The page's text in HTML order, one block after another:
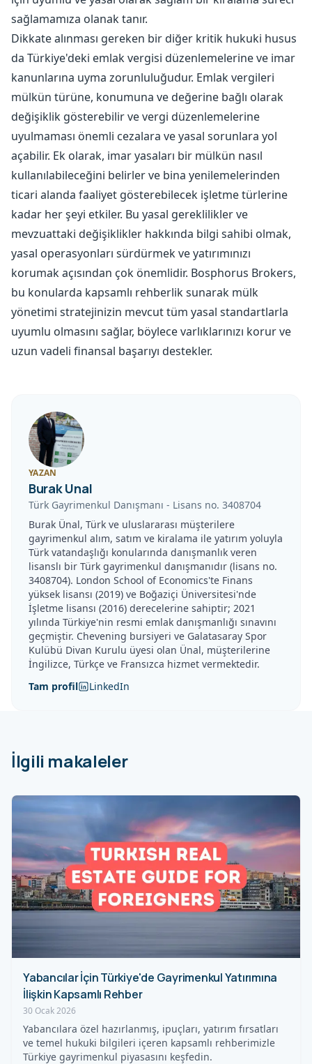
sağlamamıza olanak tanır.
Dikkate alınması gereken bir diğer kritik hukuki husus
da Türkiye'deki emlak vergisi düzenlemelerine ve imar
kanunlarına uyma zorunluluğudur. Emlak vergileri
mülkün türüne, konumuna ve değerine bağlı olarak
değişiklik gösterebilir ve vergi düzenlemelerine
uyulmaması önemli cezalara ve yasal sorunlara yol
açabilir. Ek olarak, imar yasaları bir mülkün nasıl
kullanılabileceğini belirler ve bina yenilemelerinden
ticari alanda faaliyet gösterebilecek işletme türlerine
kadar her şeyi etkiler. Bu yasal gereklilikler ve
mevzuattaki değişiklikler hakkında bilgi sahibi olmak,
yasal operasyonları sürdürmek ve yatırımınızı
korumak açısından çok önemlidir. Bosphorus Brokers,
bu konularda kapsamlı rehberlik sunarak mülk
yönetimi stratejinizin mevcut tüm yasal standartlarla
uyumlu olmasını sağlar, böylece varlıklarınızı korur ve
uzun vadeli finansal başarıyı destekler.
YAZAN
Burak Unal
Türk Gayrimenkul Danışmanı - Lisans no. 3408704
Burak Ünal, Türk ve uluslararası müşterilere
gayrimenkul alım, satım ve kiralama ile yatırım yoluyla
Türk vatandaşlığı konularında danışmanlık veren
lisanslı bir Türk gayrimenkul danışmanıdır (lisans no.
3408704). London School of Economics'te Finans
yüksek lisansı (2019) ve Boğaziçi Üniversitesi'nde
İşletme lisansı (2016) derecelerine sahiptir; 2021
yılında Türkiye'nin resmi emlak danışmanlığı sınavını
geçmiştir. Chevening bursiyeri ve Galatasaray Spor
Kulübü Divan Kurulu üyesi olan Ünal, müşterilerine
İngilizce, Türkçe ve Fransızca hizmet vermektedir.
Tam profil
LinkedIn
İlgili makaleler
Yabancılar İçin Türkiye'de Gayrimenkul Yatırımına
İlişkin Kapsamlı Rehber
30 Ocak 2026
Yabancılara özel hazırlanmış, ipuçları, yatırım fırsatları
ve temel hukuki bilgileri içeren kapsamlı rehberimizle
Türkiye gayrimenkul piyasasını keşfedin.